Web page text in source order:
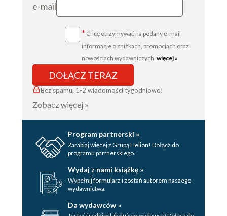
e-mail
* Chcę otrzymywać na podany e-mail
informacje o zniżkach, promocjach oraz
nowościach wydawniczych. więcej »
DOŁĄCZ TERAZ
Bez spamu, 1-2 wiadomości tygodniowo!
Zobacz więcej »
Program partnerski »
Zarabiaj więcej z Grupą Helion! Dołącz do
programu partnerskiego.
Wydaj z nami książkę »
Wypełnij formularz i zostań autorem naszego
wydawnictwa.
Da wydawców »